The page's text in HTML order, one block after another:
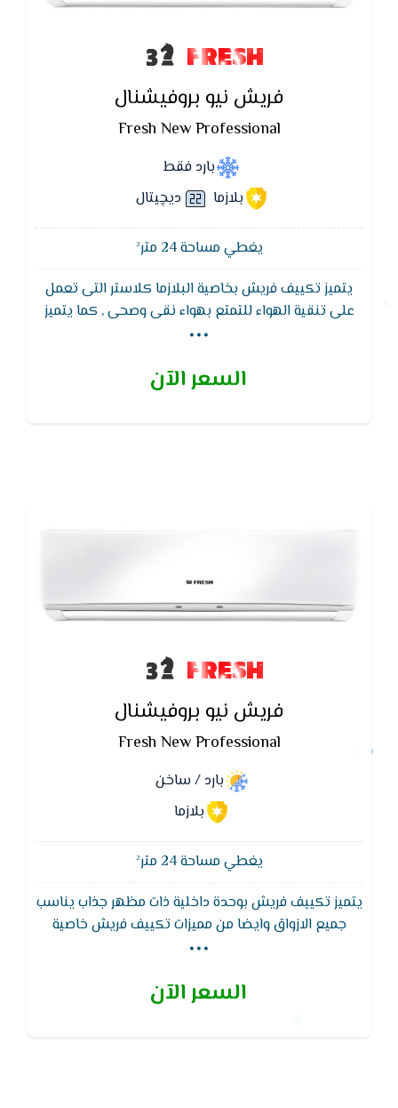
FRESH
فريش نيو بروفيشنال
Fresh New Professional
بارد فقط
بلازما
ديچيتال
يغطي مساحة 24 متر²
يتميز تكييف فريش بخاصية البلازما كلاستر التى تعمل
على تنقية الهواء للتمتع بهواء نقى وصحى , كما يتميز
تكييف فريش ايضا بخاصية التشغيل الاتوماتيكى و التى
...
السعر الآن
FRESH
فريش نيو بروفيشنال
Fresh New Professional
بارد / ساخن
بلازما
يغطي مساحة 24 متر²
يتميز تكييف فريش بوحدة داخلية ذات مظهر جذاب يناسب
جميع الازواق وايضا من مميزات تكييف فريش خاصية
توزيع الهواء فى 4 اتجاهات للوصول لدرجة الحراره فى اقل
...
السعر الآن